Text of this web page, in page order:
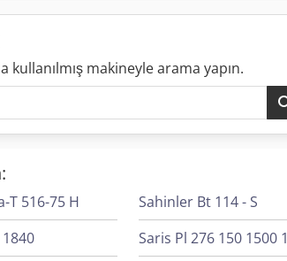
kullanılmış makineyle arama yapın.
T 516-75 H
Sahinler Bt 114 - S
Saris Pl 276 150 1500 1